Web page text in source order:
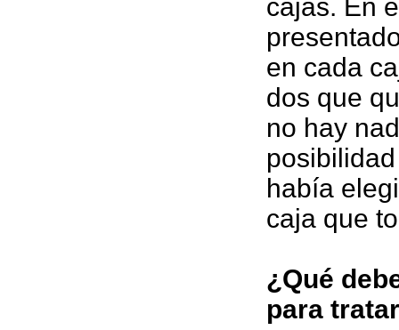
cajas. En
en cada
dos que
no hay
había
caja que
¿Qué
para